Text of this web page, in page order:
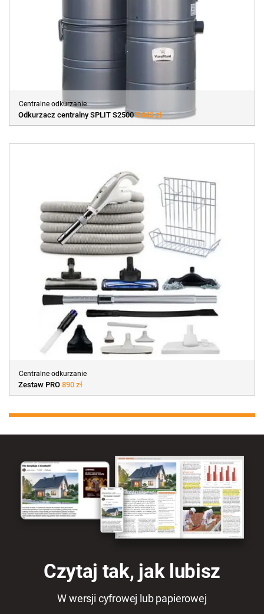
Centralne odkurzanie
Odkurzacz centralny SPLIT S25005 043 zł
Centralne odkurzanie
Zestaw PRO 890 zł
Czytaj tak, jak lubisz
W wersji cyfrowej lub papierowej